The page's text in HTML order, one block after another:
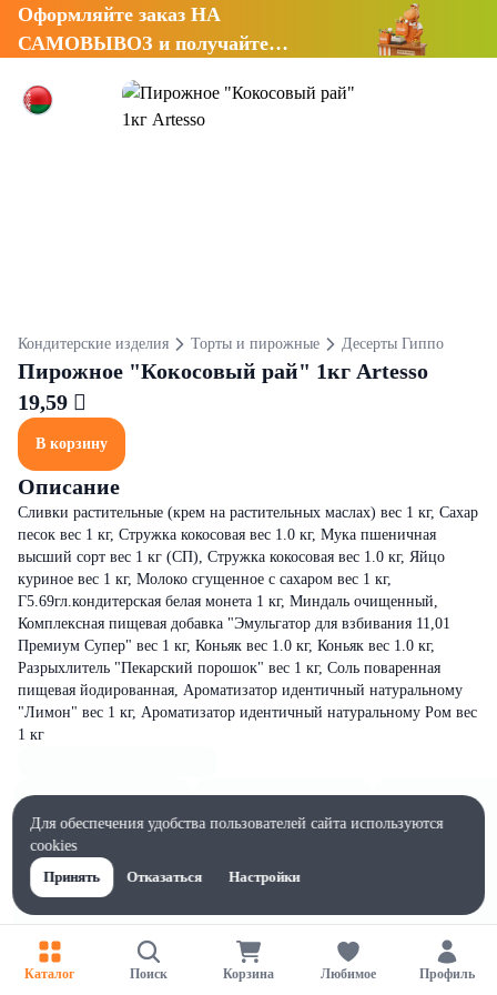
Оформляйте заказ НА
САМОВЫВОЗ и получайте
Кондитерские изделия Торты и пирожные Десерты Гиппо
Пирожное "Кокосовый рай" 1кг Artesso
19,59 
В корзину
Описание
Сливки растительные (крем на растительных маслах) вес 1 кг, Сахар
песок вес 1 кг, Стружка кокосовая вес 1.0 кг, Мука пшеничная
высший сорт вес 1 кг (СП), Стружка кокосовая вес 1.0 кг, Яйцо
куриное вес 1 кг, Молоко сгущенное с сахаром вес 1 кг,
Г5.69гл.кондитерская белая монета 1 кг, Миндаль очищенный,
Комплексная пищевая добавка "Эмульгатор для взбивания 11,01
Премиум Супер" вес 1 кг, Коньяк вес 1.0 кг, Коньяк вес 1.0 кг,
Разрыхлитель "Пекарский порошок" вес 1 кг, Соль поваренная
пищевая йодированная, Ароматизатор идентичный натуральному
"Лимон" вес 1 кг, Ароматизатор идентичный натуральному Ром вес
1 кг
Каталог Поиск Корзина Любимое Профиль
Для обеспечения удобства пользователей сайта используются
cookies
Принять
Отказаться Настройки